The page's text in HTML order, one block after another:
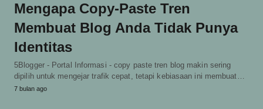
Mengapa Copy-Paste Tren
Membuat Blog Anda Tidak Punya
Identitas
5Blogger - Portal Informasi - copy paste tren blog makin sering
dipilih untuk mengejar trafik cepat, tetapi kebiasaan ini membuat…
7 bulan ago